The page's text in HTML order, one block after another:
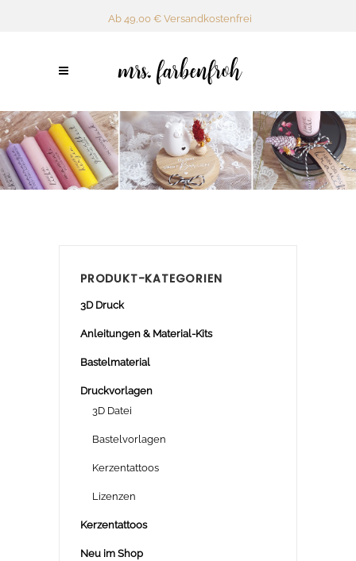
Ab 49,00 € Versandkostenfrei
PRODUKT-KATEGORIEN
3D Druck
Anleitungen & Material-Kits
Bastelmaterial
Druckvorlagen
3D Datei
Bastelvorlagen
Kerzentattoos
Lizenzen
Kerzentattoos
Neu im Shop